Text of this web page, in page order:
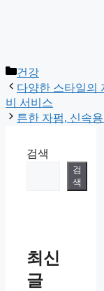
Categories
건강
다양한 스타일의
비 서비스
튼한 자펌, 신속
검색
검
색
최신
글